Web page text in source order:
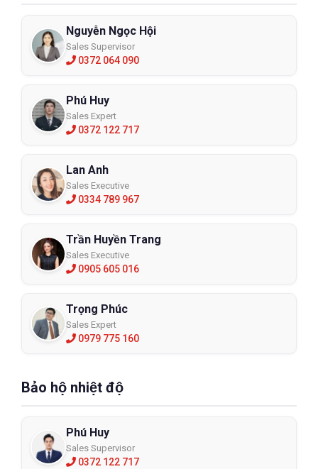
Nguyễn Ngọc Hội
Sales Supervisor
0372 064 090
Phú Huy
Sales Expert
0372 122 717
Lan Anh
Sales Executive
0334 789 967
Trần Huyền Trang
Sales Executive
0905 605 016
Trọng Phúc
Sales Expert
0979 775 160
Bảo hộ nhiệt độ
Phú Huy
Sales Supervisor
0372 122 717